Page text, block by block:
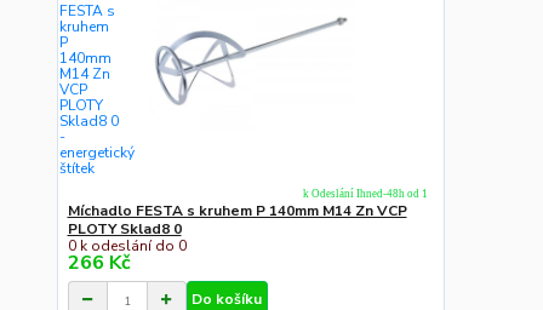
Míchadlo FESTA s kruhem P 140mm M14 Zn VCP
PLOTY Sklad8 0
0 k odeslání do 0
266 Kč
k Odeslání Ihned-48h od 1
Do košíku